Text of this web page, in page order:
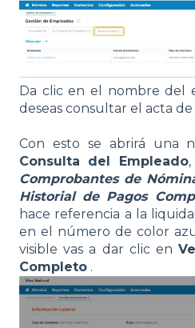
Da clic en el nombre del
deseas consultar el acta
Con esto se abrirá una
Consulta del Empleado
Comprobantes de
Historial de Pagos
hace referencia a la
en el número de color
visible vas a dar clic en
Completo .